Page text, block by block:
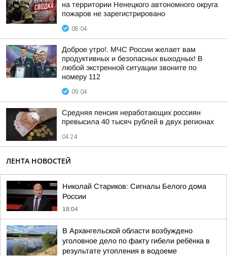
на территории Ненецкого автономного округа
пожаров не зарегистрировано
08:04
Доброе утро!. МЧС России желает вам
продуктивных и безопасных выходных! В
любой экстренной ситуации звоните по
номеру 112
09:04
Средняя пенсия неработающих россиян
превысила 40 тысяч рублей в двух регионах
04:24
ЛЕНТА НОВОСТЕЙ
Николай Стариков: Сигналы Белого дома
России
18:04
В Архангельской области возбуждено
уголовное дело по факту гибели ребёнка в
результате утопления в водоеме